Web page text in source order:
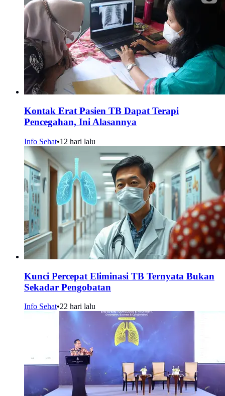
Kontak Erat Pasien TB Dapat Terapi
Pencegahan, Ini Alasannya
Info Sehat•12 hari lalu
Kunci Percepat Eliminasi TB Ternyata Bukan
Sekadar Pengobatan
Info Sehat•22 hari lalu